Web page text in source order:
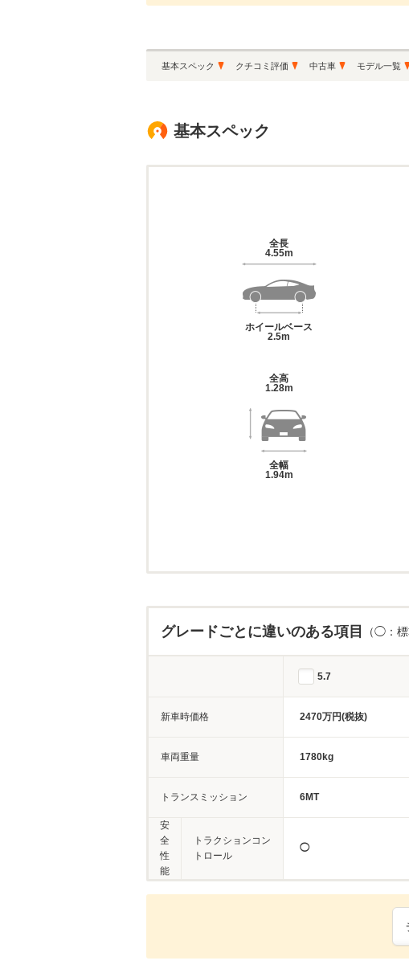
基本スペック クチコミ評価 中古車 モデル一覧
基本スペック
全長
4.55m
ホイールベース
2.5m
全高
1.28m
全幅
1.94m
グレードごとに違いのある項目 （◯：
新車時価格
車両重量
トランスミッション
安
全
性
能
トラクションコン
トロール
5.7
2470万円(税抜)
1780kg
6MT
◯